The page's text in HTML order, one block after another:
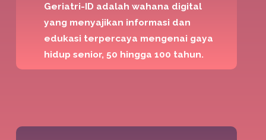
Geriatri-ID adalah wahana digital
yang menyajikan informasi dan
edukasi terpercaya mengenai gaya
hidup senior, 50 hingga 100 tahun.